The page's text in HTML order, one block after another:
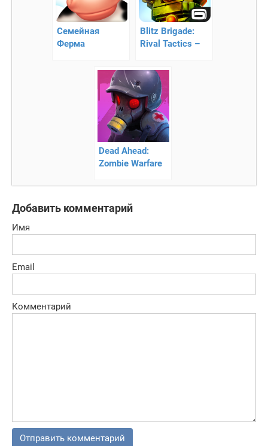
Семейная
Ферма
Blitz Brigade:
Rival Tactics –
онлайн режиме
Dead Ahead:
Zombie Warfare
зомби!
Добавить комментарий
Имя
Email
Комментарий